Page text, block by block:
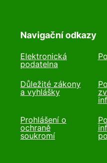
Navigační odkazy
Elektronická
podatelna
Důležité zákony
a vyhlášky
Prohlášení o
ochraně
soukromí